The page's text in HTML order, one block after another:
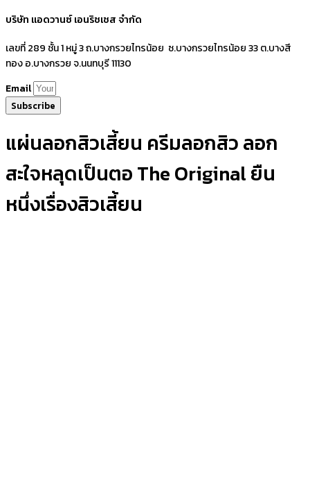
บริษัท แอดวานซ์ เอนริชเชส จำกัด
เลขที่ 289 ชั้น 1 หมู่ 3 ถ.บางกรวยไทรน้อย ซ.บางกรวยไทรน้อย 33 ต.บางสี
ทอง อ.บางกรวย จ.นนทบุรี 11130
Email
Subscribe
แผ่นลอกสิวเสี้ยน ครีมลอกสิว ลอก
สะใจหลุดเป็นตอ The Original ยืน
หนึ่งเรื่องสิวเสี้ยน